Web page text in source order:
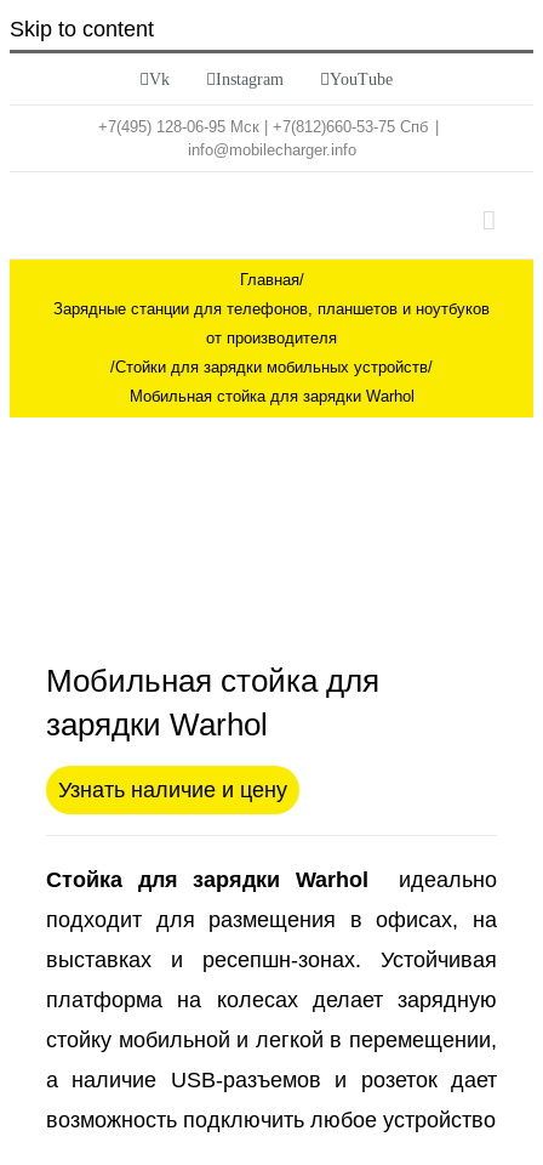
Skip to content
Vk Instagram YouTube
+7(495) 128-06-95 Мск | +7(812)660-53-75 Спб
info@mobilecharger.info
Главная/
Зарядные станции для телефонов, планшетов и ноутбуков
от производителя
/Стойки для зарядки мобильных устройств/
Мобильная стойка для зарядки Warhol
Мобильная стойка для
зарядки Warhol
Узнать наличие и цену
Стойка для зарядки Warhol идеально
подходит для размещения в офисах, на
выставках и ресепшн-зонах. Устойчивая
платформа на колесах делает зарядную
стойку мобильной и легкой в перемещении,
а наличие USB-разъемов и розеток дает
возможность подключить любое устройство